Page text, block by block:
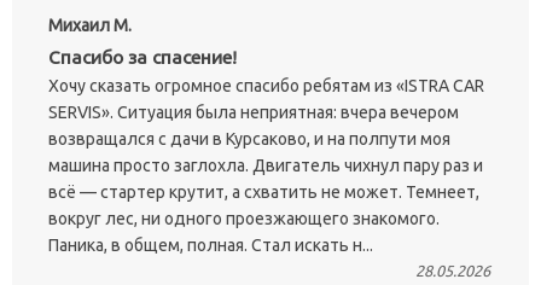
Михаил М.
Спасибо за спасение!
Хочу сказать огромное спасибо ребятам из «ISTRA CAR
SERVIS». Ситуация была неприятная: вчера вечером
возвращался с дачи в Курсаково, и на полпути моя
машина просто заглохла. Двигатель чихнул пару раз и
всё — стартер крутит, а схватить не может. Темнеет,
вокруг лес, ни одного проезжающего знакомого.
Паника, в общем, полная. Стал искать н...
28.05.2026